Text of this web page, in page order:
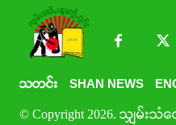
သတင်း SHAN NEWS
© Copyright 2026. သျှမ်းသံတ